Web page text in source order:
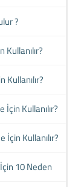
?
Kullanılır?
Kullanılır?
Kullanılır?
İçin Kullanılır?
10 Neden